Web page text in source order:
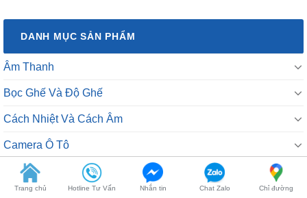
Âm Thanh
Bọc Ghế Và Độ Ghế
Chăm Sóc Xe Hơi
Đào Tạo
Đồ Chơi Theo Xe
Trang chủ Hotline Tư Vấn Nhắn tin Chat Zalo Chỉ đường